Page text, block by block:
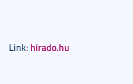
Link: hirado.hu